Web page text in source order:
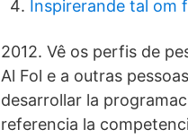
Inspirerande tal om
2012. Vê os perfis de
Al Fol e a outras
desarrollar la
referencia la